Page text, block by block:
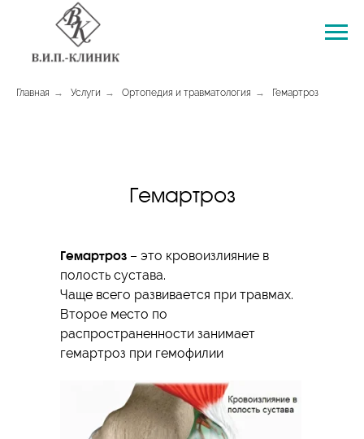
Главная → Услуги → Ортопедия и травматология → Гемартроз
Гемартроз
Гемартроз – это кровоизлияние в
полость сустава.
Чаще всего развивается при травмах.
Второе место по
распространенности занимает
гемартроз при гемофилии